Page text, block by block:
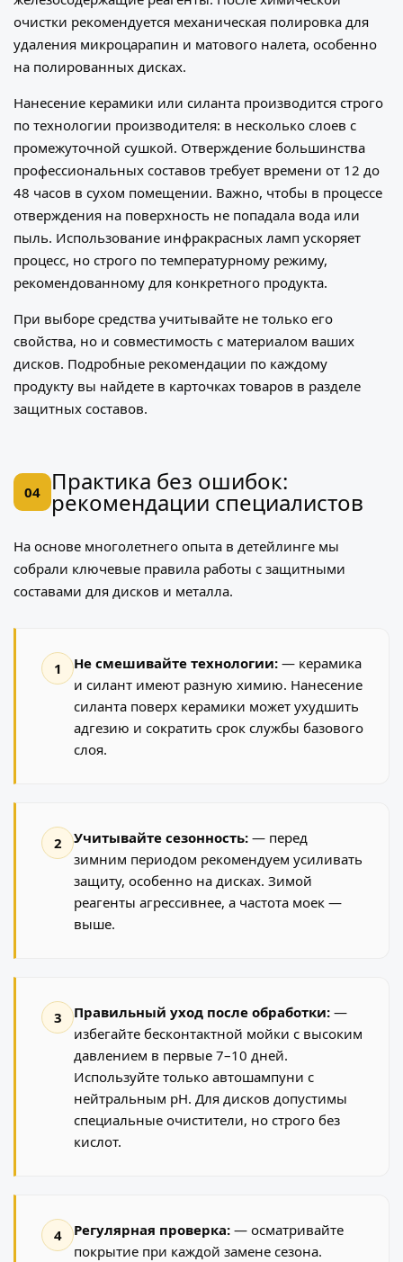
очистки рекомендуется механическая полировка для
удаления микроцарапин и матового налета, особенно
на полированных дисках.
Нанесение керамики или силанта производится строго
по технологии производителя: в несколько слоев с
промежуточной сушкой. Отверждение большинства
профессиональных составов требует времени от 12 до
48 часов в сухом помещении. Важно, чтобы в процессе
отверждения на поверхность не попадала вода или
пыль. Использование инфракрасных ламп ускоряет
процесс, но строго по температурному режиму,
рекомендованному для конкретного продукта.
При выборе средства учитывайте не только его
свойства, но и совместимость с материалом ваших
дисков. Подробные рекомендации по каждому
продукту вы найдете в карточках товаров в разделе
защитных составов.
04 Практика без ошибок:
рекомендации специалистов
На основе многолетнего опыта в детейлинге мы
собрали ключевые правила работы с защитными
составами для дисков и металла.
1 Не смешивайте технологии: — керамика
и силант имеют разную химию. Нанесение
силанта поверх керамики может ухудшить
адгезию и сократить срок службы базового
слоя.
2 Учитывайте сезонность: — перед
зимним периодом рекомендуем усиливать
защиту, особенно на дисках. Зимой
реагенты агрессивнее, а частота моек —
выше.
3 Правильный уход после обработки: —
избегайте бесконтактной мойки с высоким
давлением в первые 7–10 дней.
Используйте только автошампуни с
нейтральным pH. Для дисков допустимы
специальные очистители, но строго без
кислот.
4 Регулярная проверка: — осматривайте
покрытие при каждой замене сезона.